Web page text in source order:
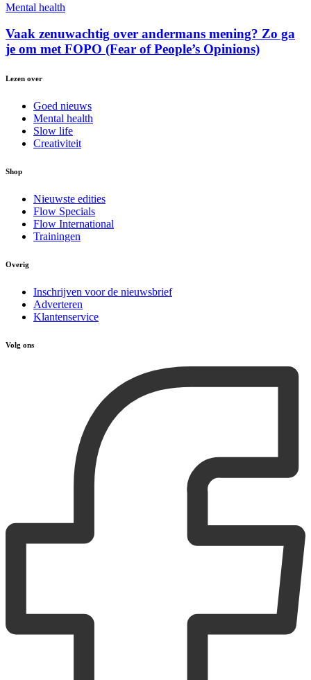
Mental health
Vaak zenuwachtig over andermans mening? Zo ga
je om met FOPO (Fear of People’s Opinions)
Lezen over
Goed nieuws
Mental health
Slow life
Creativiteit
Shop
Nieuwste edities
Flow Specials
Flow International
Trainingen
Overig
Inschrijven voor de nieuwsbrief
Adverteren
Klantenservice
Volg ons